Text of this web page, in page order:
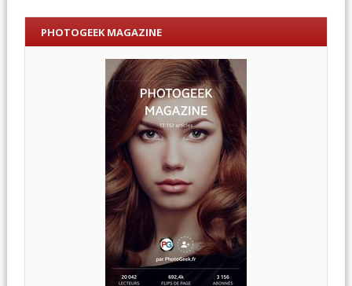
PHOTOGEEK MAGAZINE